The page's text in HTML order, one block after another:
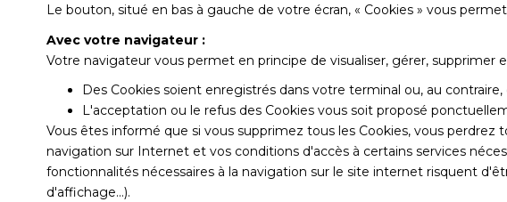
Le bouton, situé en bas à gauche de votre écran, « Cookies » vous
Avec votre navigateur :
Votre navigateur vous permet en principe de visualiser, gérer,
Des Cookies soient enregistrés dans votre terminal ou, au
L'acceptation ou le refus des Cookies vous soit proposé
Vous êtes informé que si vous supprimez tous les Cookies, vous
navigation sur Internet et vos conditions d'accès à certains services
fonctionnalités nécessaires à la navigation sur le site internet risquent
d'affichage...).